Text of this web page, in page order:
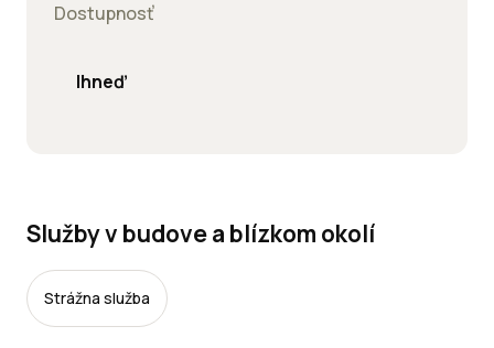
Dostupnosť
Ihneď
Služby v budove a blízkom okolí
Strážna služba